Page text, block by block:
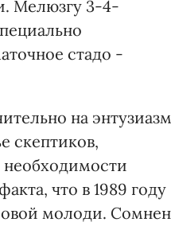
Мелюзгу 3-4-
стадо -
на
скептиков,
необходимости
что в 1989 году
молоди.